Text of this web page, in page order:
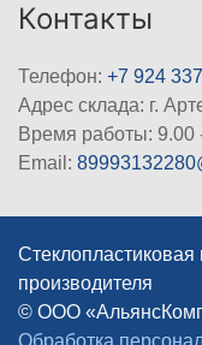
Контакты
Телефон: +7 924
Адрес склада: г.
Время работы: 9.00
Email:
Стеклопластиковая
производителя
© ООО